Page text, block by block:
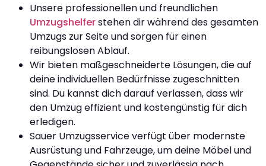
Unsere professionellen und freundlichen
Umzugshelferstehen dir während des gesamten
Umzugs zur Seite und sorgen für einen
reibungslosen Ablauf.
Wir bieten maßgeschneiderte Lösungen, die auf
deine individuellen Bedürfnisse zugeschnitten
sind. Du kannst dich darauf verlassen, dass wir
den Umzug effizient und kostengünstig für dich
erledigen.
Sauer Umzugsservice verfügt über modernste
Ausrüstung und Fahrzeuge, um deine Möbel und